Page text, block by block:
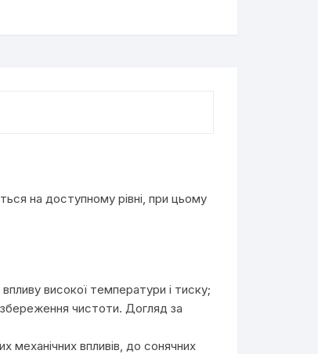
на доступному рівні, при цьому
високої температури і тиску;
чистоти. Догляд за
механічних впливів, до сонячних